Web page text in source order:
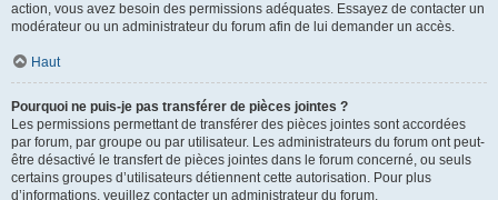
action, vous avez besoin des permissions adéquates. Essayez de contacter un
modérateur ou un administrateur du forum afin de lui demander un accès.
Haut
Pourquoi ne puis-je pas transférer de pièces jointes ?
Les permissions permettant de transférer des pièces jointes sont accordées
par forum, par groupe ou par utilisateur. Les administrateurs du forum ont peut-
être désactivé le transfert de pièces jointes dans le forum concerné, ou seuls
certains groupes d’utilisateurs détiennent cette autorisation. Pour plus
d’informations, veuillez contacter un administrateur du forum.